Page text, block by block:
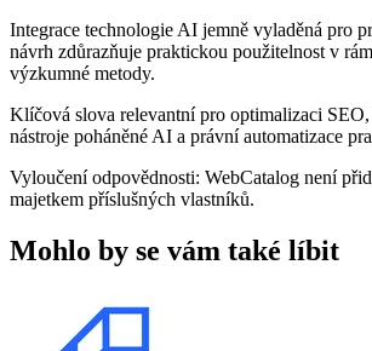
Integrace technologie AI jemně vyladěná pro
návrh zdůrazňuje praktickou použitelnost v
výzkumné metody.
Klíčová slova relevantní pro optimalizaci
nástroje poháněné AI a právní automatizace
Vyloučení odpovědnosti: WebCatalog není
majetkem příslušných vlastníků.
Mohlo by se vám také líbit